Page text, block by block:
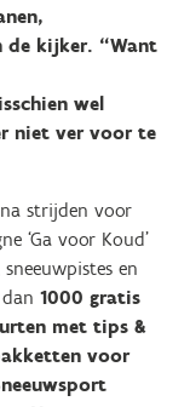
de kijker. “Want
wel
niet ver voor te
strijden voor
‘Ga voor Koud’
en
1000 gratis
met tips &
voor